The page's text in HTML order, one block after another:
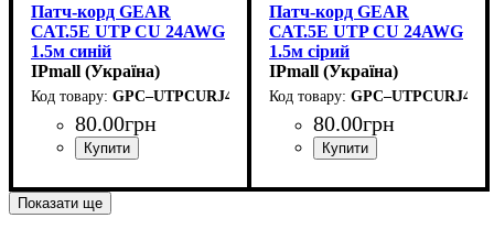
Патч-корд GEAR
САТ.5E UTP CU 24AWG
1.5м синій
IPmall (Україна)
GPC–UTPCURJ45–1.5BE
80.00грн
Патч-корд GEAR
САТ.5E UTP CU 24AWG
1.5м сірий
IPmall (Україна)
80.00грн
Показати ще